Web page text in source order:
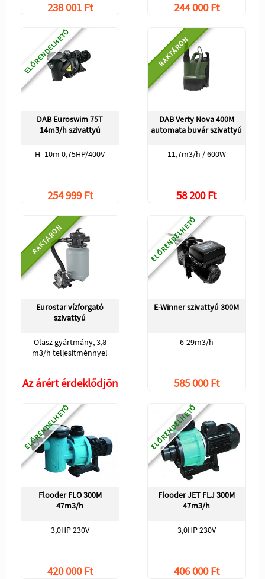
238 001 Ft 244 000 Ft
ELŐRENDELHETŐ
DAB Euroswim 75T
14m3/h szivattyú
H=10m 0,75HP/400V
254 999 Ft
RAKTÁRON
DAB Verty Nova 400M
automata buvár szivattyú
11,7m3/h / 600W
58 200 Ft
RAKTÁRON
Eurostar vízforgató
szivattyú
Olasz gyártmány, 3,8
m3/h teljesítménnyel
Az árért érdeklődjön
ELŐRENDELHETŐ
E-Winner szivattyú 300M
6-29m3/h
585 000 Ft
ELŐRENDELHETŐ
Flooder FLO 300M
47m3/h
3,0HP 230V
420 000 Ft
ELŐRENDELHETŐ
Flooder JET FLJ 300M
47m3/h
3,0HP 230V
406 000 Ft